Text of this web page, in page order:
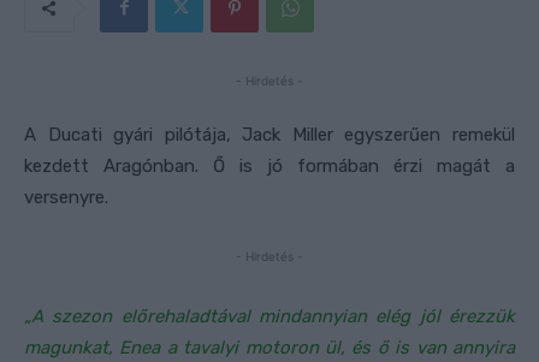
- Hirdetés -
A Ducati gyári pilótája, Jack Miller egyszerűen remekül
kezdett Aragónban. Ő is jó formában érzi magát a
versenyre.
- Hirdetés -
„A szezon előrehaladtával mindannyian elég jól érezzük
magunkat, Enea a tavalyi motoron ül, és ő is van annyira